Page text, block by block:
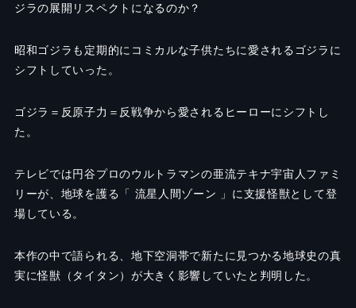
ジラの展開リスペクトになるのか？
昭和ゴジラも定期的にコミカルな子供たちに愛されるゴジラに
シフトしていった。
ゴジラ＝反原子力＝反戦争から愛されるヒーローにシフトし
た。
テレビでは円谷プロのウルトラマンの亜流テキナ宇宙人ファミ
リーが、地球を護る「 流星人間ゾーン 」に支援怪獣として登
場している。
本作の中で語られる、地下空洞帯で新たに見つかる地球史の真
実に怪獣（タイタン）が大きく影響していたと判明した。